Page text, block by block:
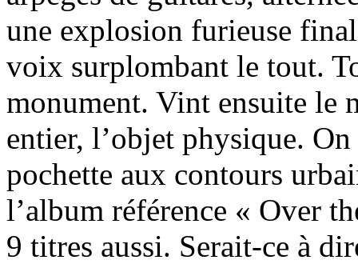
une explosion furieuse
voix surplombant le tout.
monument. Vint ensuite le
entier, l’objet physique.
pochette aux contours
l’album référence « Over
9 titres aussi. Serait-ce à